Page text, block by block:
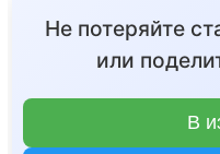
Не потеряйте
или
В